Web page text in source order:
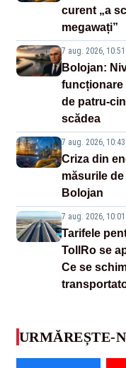
curent „a
megawați”
7 aug. 2026, 10:51
Bolojan:
funcționare
de patru-
scădea
7 aug. 2026, 10:43
Criza din
măsurile
Bolojan
7 aug. 2026, 10:01
Tarifele
TollRo se
Ce se
URMĂREȘTE-